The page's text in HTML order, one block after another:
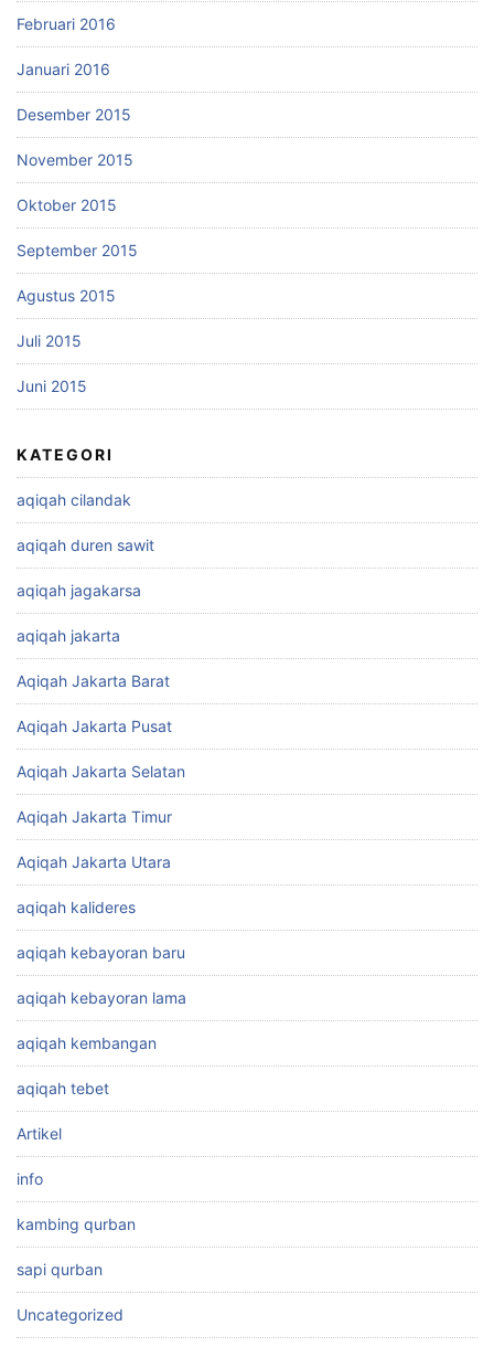
Februari 2016
Januari 2016
Desember 2015
November 2015
Oktober 2015
September 2015
Agustus 2015
Juli 2015
Juni 2015
KATEGORI
aqiqah cilandak
aqiqah duren sawit
aqiqah jagakarsa
aqiqah jakarta
Aqiqah Jakarta Barat
Aqiqah Jakarta Pusat
Aqiqah Jakarta Selatan
Aqiqah Jakarta Timur
Aqiqah Jakarta Utara
aqiqah kalideres
aqiqah kebayoran baru
aqiqah kebayoran lama
aqiqah kembangan
aqiqah tebet
Artikel
info
kambing qurban
sapi qurban
Uncategorized